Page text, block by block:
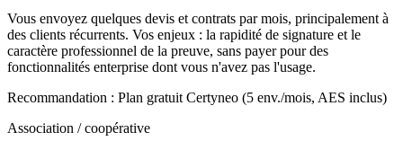
Vous envoyez quelques devis et contrats par mois, principalement à
des clients récurrents. Vos enjeux : la rapidité de signature et le
caractère professionnel de la preuve, sans payer pour des
fonctionnalités enterprise dont vous n'avez pas l'usage.
Recommandation : Plan gratuit Certyneo (5 env./mois, AES inclus)
Association / coopérative